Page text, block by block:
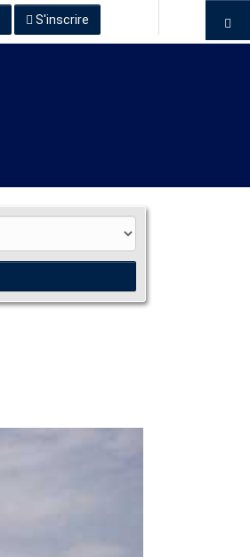
S'inscrire